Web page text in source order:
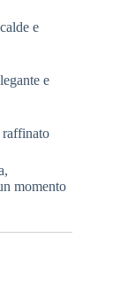
e
e
raffinato
momento